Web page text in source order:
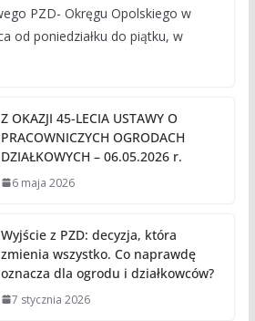
PZD- Okręgu Opolskiego w
od poniedziałku do piątku, w
Z OKAZJI 45-LECIA USTAWY O
PRACOWNICZYCH OGRODACH
DZIAŁKOWYCH – 06.05.2026 r.
6 maja 2026
Wyjście z PZD: decyzja, która
zmienia wszystko. Co naprawdę
oznacza dla ogrodu i działkowców?
7 stycznia 2026